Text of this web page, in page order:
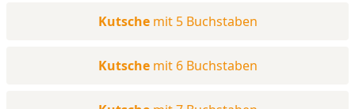
Kutsche mit 5 Buchstaben
Kutsche mit 6 Buchstaben